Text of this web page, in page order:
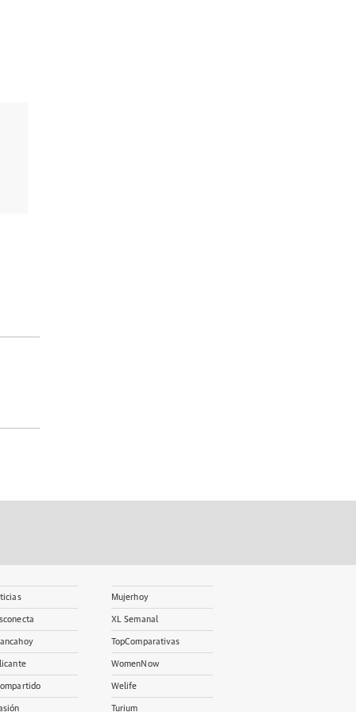
Mujerhoy
XL Semanal
TopComparativas
WomenNow
Welife
Turium